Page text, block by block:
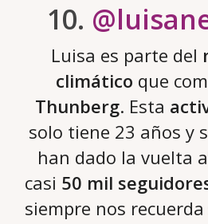
10.
Luisa es parte del
climático que
Thunberg. Esta
solo tiene 23 años y
han dado la vuelta
casi 50 mil
siempre nos